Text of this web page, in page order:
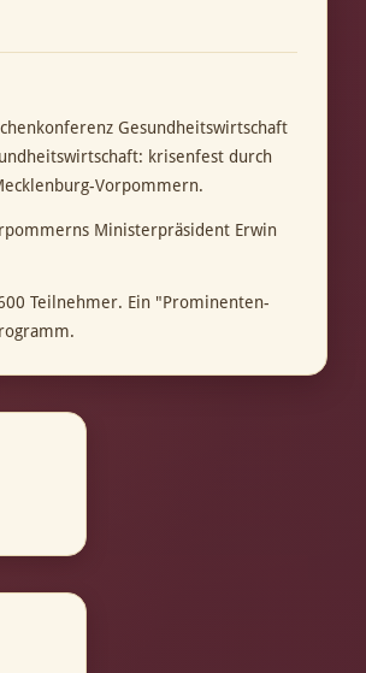
Gesundheitswirtschaft
krisenfest durch
Vorpommern.
Ministerpräsident Erwin
Teilnehmer. Ein "Prominenten-